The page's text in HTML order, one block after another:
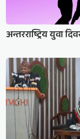
अन्तरराष्ट्रिय युवा